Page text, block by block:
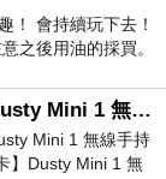
會持續玩下去！
之後用油的採買。
開箱｜【KOCA科卡】Dusty Mini 1 無線手持吸塵器
Mini 1 無線手持
】Dusty Mini 1 無